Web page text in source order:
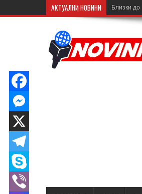
АКТУАЛНИ НОВИНИ Близки